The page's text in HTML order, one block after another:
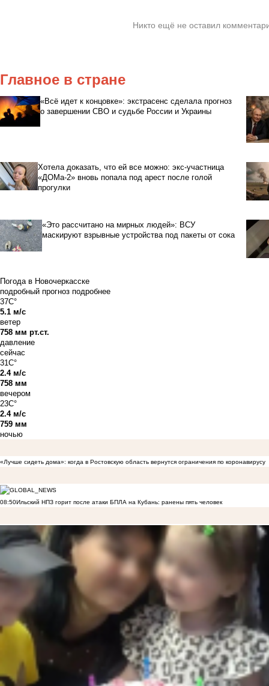
Никто ещё не оставил
Главное в стране
«Всё идет к концовке»: экстрасенс сделала прогноз
о завершении СВО и судьбе России и Украины
Хотела доказать, что ей все можно: экс-участница
«ДОМа-2» вновь попала под арест после голой
прогулки
«Это рассчитано на мирных людей»: ВСУ
маскируют взрывные устройства под пакеты от сока
Погода в Новочеркасске
подробный прогноз подробнее
37C°
5.1 м/с
ветер
758 мм рт.ст.
давление
сейчас
31C°
2.4 м/с
758 мм
вечером
23C°
2.4 м/с
759 мм
ночью
«Лучше сидеть дома»: когда в Ростовскую область вернутся ограничения по коронавирусу
08:50Ильский НПЗ горит после атаки БПЛА на Кубань: ранены пять человек